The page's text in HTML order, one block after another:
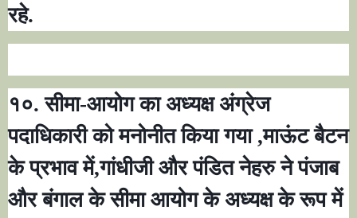
रहे.
१०. सीमा-आयोग का अध्यक्ष अंग्रेज
पदाधिकारी को मनोनीत किया गया,माऊंट बैटन
के प्रभाव में,गांधीजी और पंडित नेहरु ने पंजाब
और बंगाल के सीमा आयोग के अध्यक्ष के रूप में